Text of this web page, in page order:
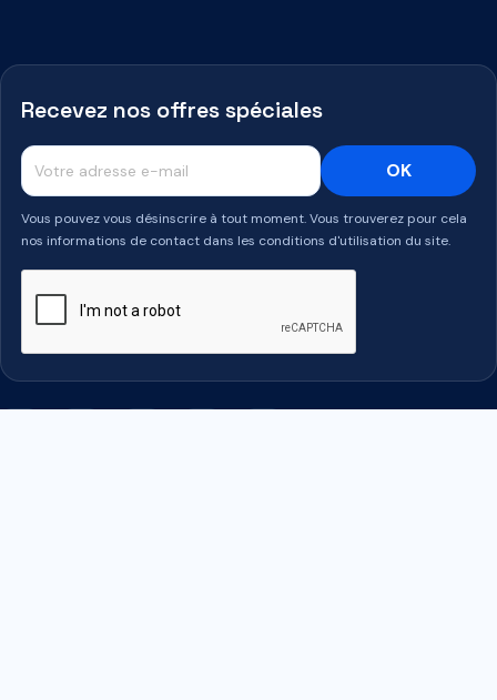
Recevez nos offres spéciales
Vous pouvez vous désinscrire à tout moment. Vous trouverez pour cela
nos informations de contact dans les conditions d'utilisation du site.